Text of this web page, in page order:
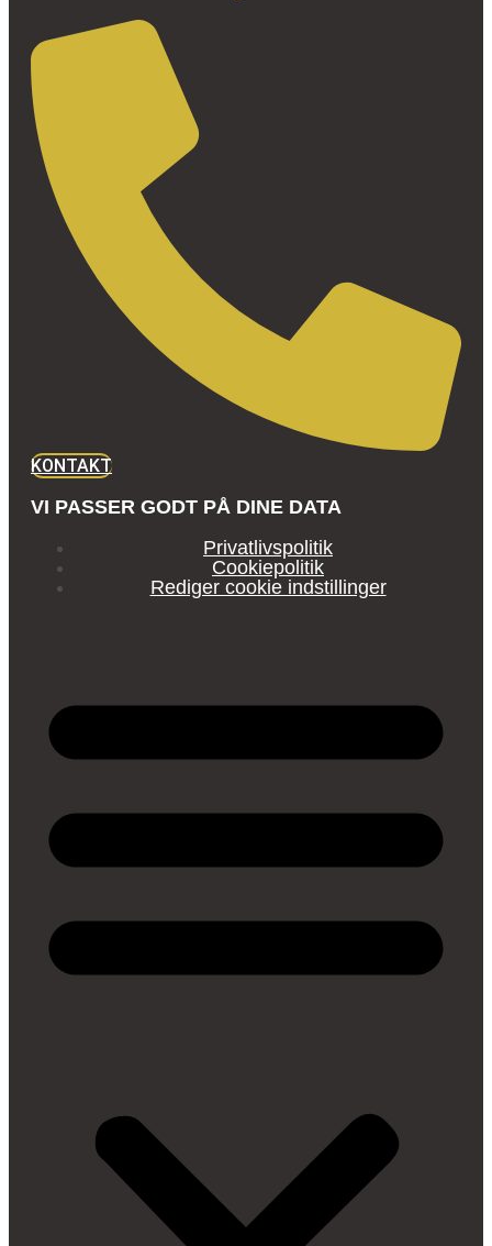
KONTAKT
VI PASSER GODT PÅ DINE DATA
Privatlivspolitik
Cookiepolitik
Rediger cookie indstillinger